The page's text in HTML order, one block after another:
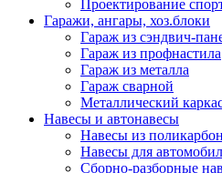
Проектирование
Гаражи, ангары, хоз.блоки
Гараж из сэндвич-
Гараж из профнастила
Гараж из металла
Гараж сварной
Металлический
Навесы и автонавесы
Навесы из
Навесы для
Сборно-разборные